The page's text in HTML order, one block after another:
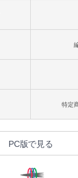
特定
PC版で見る